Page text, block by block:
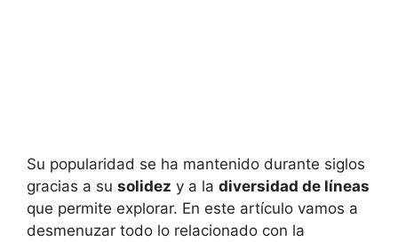
Su popularidad se ha mantenido durante siglos
gracias a su solidez y a la diversidad de líneas
que permite explorar. En este artículo vamos a
desmenuzar todo lo relacionado con la